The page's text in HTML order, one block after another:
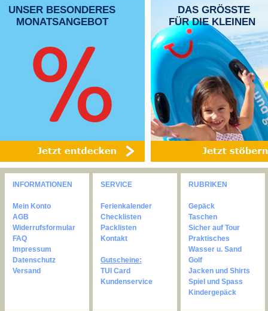
UNSER BESONDERES
MONATSANGEBOT
DAS GRÖSSTE
FÜR DIE KLEINEN
INFORMATIONEN
Mein Konto
AGB
Widerrufsformular
FAQ
Impressum
Datenschutz
Versand
SERVICE
Ferienkalender
Checklisten
Packlisten
Kontakt
Gutscheine:
TUI Card
Kundenservice
RUBRIKEN
Gepäck
Taschen
Sicher auf Tour
Praktisches
Wasser u. Sand
Golf
Jacken und Shirts
Spiel und Spass
Kindergepäck